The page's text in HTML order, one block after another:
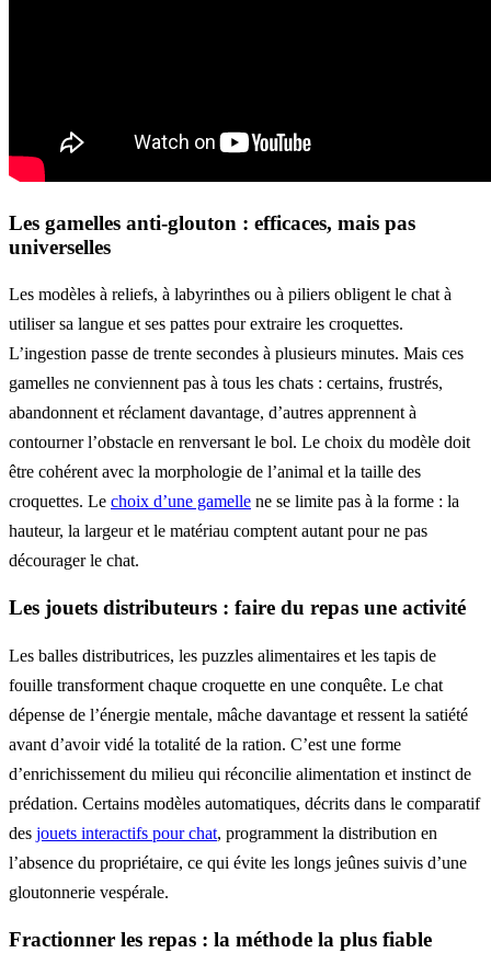
Les gamelles anti-glouton : efficaces, mais pas
universelles
Les modèles à reliefs, à labyrinthes ou à piliers obligent le chat à
utiliser sa langue et ses pattes pour extraire les croquettes.
L’ingestion passe de trente secondes à plusieurs minutes. Mais ces
gamelles ne conviennent pas à tous les chats : certains, frustrés,
abandonnent et réclament davantage, d’autres apprennent à
contourner l’obstacle en renversant le bol. Le choix du modèle doit
être cohérent avec la morphologie de l’animal et la taille des
croquettes. Le choix d’une gamelle ne se limite pas à la forme : la
hauteur, la largeur et le matériau comptent autant pour ne pas
décourager le chat.
Les jouets distributeurs : faire du repas une activité
Les balles distributrices, les puzzles alimentaires et les tapis de
fouille transforment chaque croquette en une conquête. Le chat
dépense de l’énergie mentale, mâche davantage et ressent la satiété
avant d’avoir vidé la totalité de la ration. C’est une forme
d’enrichissement du milieu qui réconcilie alimentation et instinct de
prédation. Certains modèles automatiques, décrits dans le comparatif
des jouets interactifs pour chat, programment la distribution en
l’absence du propriétaire, ce qui évite les longs jeûnes suivis d’une
gloutonnerie vespérale.
Fractionner les repas : la méthode la plus fiable